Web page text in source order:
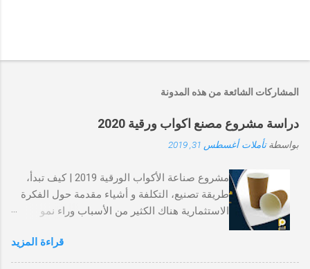
ا
ت
ع
ل
المشاركات الشائعة من هذه المدونة
دراسة مشروع مصنع اكواب ورقية 2020
بواسطةتأملات أغسطس 31, 2019
مشروع صناعة الأكواب الورقية 2019 | كيف تبدأ،
طريقة تصنيع، التكلفة و أشياء مقدمة حول الفكرة
الاستثمارية هناك الكثير من الأسباب وراء نمو
بالطبع، توافقه مع الطبيعة مقابل الأكواب
البلاستيكية. هو نوع يسهل التخلص منه و ينتهي به
قراءة المزيد